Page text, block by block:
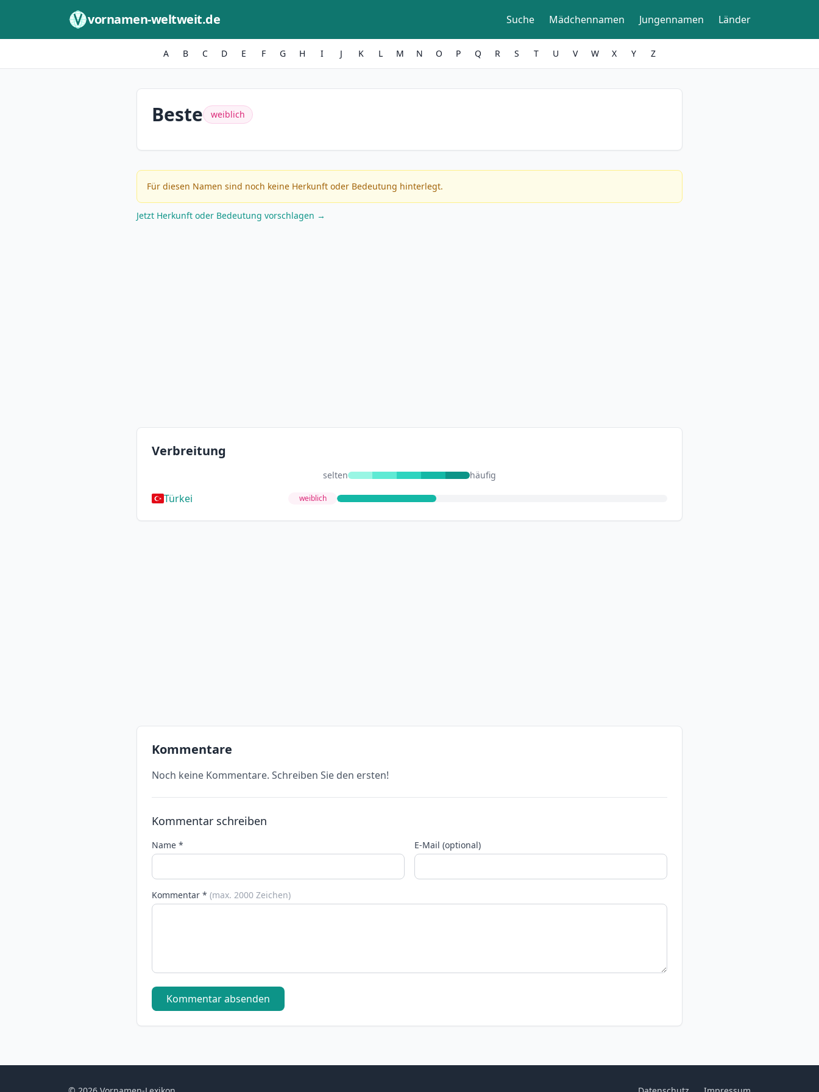
vornamen-weltweit.de Suche Mädchennamen Jungennamen Länder
A B C D E F G H I J K L M N O P Q R S T U V W X Y Z
Beste weiblich
Für diesen Namen sind noch keine Herkunft oder Bedeutung hinterlegt.
Jetzt Herkunft oder Bedeutung vorschlagen →
Verbreitung
selten häufig
Türkei weiblich
Kommentare
Noch keine Kommentare. Schreiben Sie den ersten!
Kommentar schreiben
Name * E-Mail (optional)
Kommentar * (max. 2000 Zeichen)
Kommentar absenden